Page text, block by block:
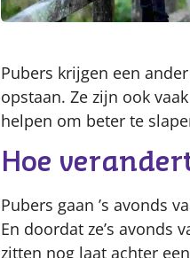
Pubers krijgen een
opstaan. Ze zijn ook
helpen om beter te
Hoe
Pubers gaan ’s avonds
En doordat ze’s avonds
zitten nog laat achter